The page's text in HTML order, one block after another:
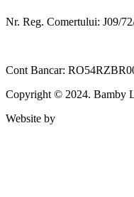
Nr. Reg. Comertului: J09/
Cont Bancar:
Copyright © 2024. Bamby
Website by